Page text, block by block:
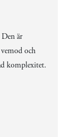
är
och
komplexitet.